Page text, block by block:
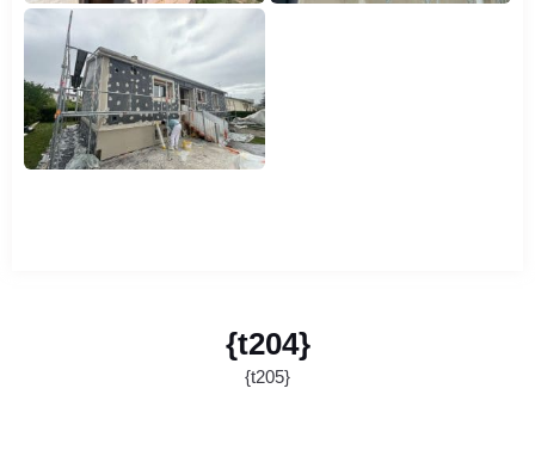
{t204}
{t205}